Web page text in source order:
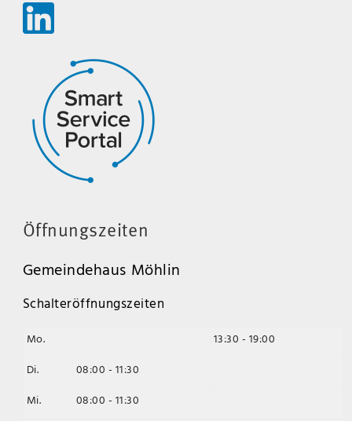
Öffnungszeiten
Gemeindehaus Möhlin
Schalteröffnungszeiten
Mo.
13:30 - 19:00
Di.
08:00 - 11:30
Mi.
08:00 - 11:30